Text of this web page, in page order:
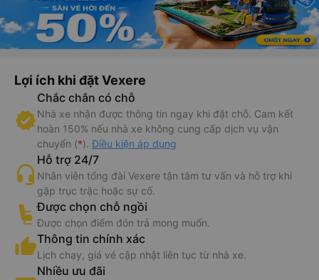
Lợi ích khi đặt Vexere
Chắc chắn có chỗ
Nhà xe nhận được thông tin ngay khi đặt chỗ. Cam kết
hoàn 150% nếu nhà xe không cung cấp dịch vụ vận
chuyển (*). Điều kiện áp dụng
Hỗ trợ 24/7
Nhân viên tổng đài Vexere tận tâm tư vấn và hỗ trợ khi
gặp trục trặc hoặc sự cố.
Được chọn chỗ ngồi
Được chọn điểm đón trả mong muốn.
Thông tin chính xác
Lịch chạy, giá vé cập nhật liên tục từ nhà xe.
Nhiều ưu đãi